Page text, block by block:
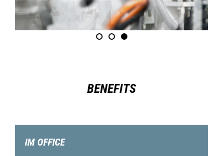
BENEFITS
IM OFFICE